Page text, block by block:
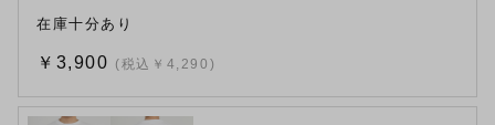
在庫十分あり
￥3,900 (税込￥4,290)